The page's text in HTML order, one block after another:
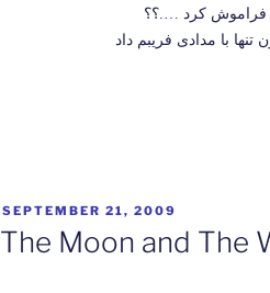
POSTED
SEPTEMBER 21, 2009
The Moon and The